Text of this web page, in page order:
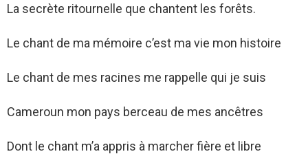
La secrète ritournelle que chantent les forêts.
Le chant de ma mémoire c’est ma vie mon histoire
Le chant de mes racines me rappelle qui je suis
Cameroun mon pays berceau de mes ancêtres
Dont le chant m’a appris à marcher fière et libre